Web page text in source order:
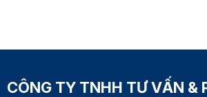
CÔNG TY TNHH TƯ VẤN &